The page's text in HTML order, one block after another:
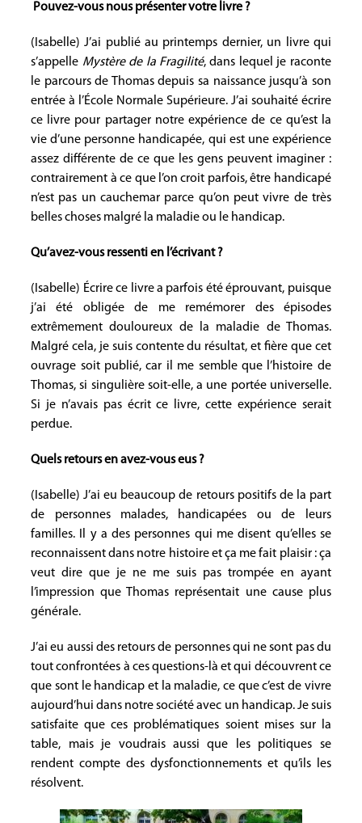
Pouvez-vous nous présenter votre livre ?
(Isabelle) J’ai publié au printemps dernier, un livre qui
s’appelle Mystère de la Fragilité, dans lequel je raconte
le parcours de Thomas depuis sa naissance jusqu’à son
entrée à l’École Normale Supérieure. J’ai souhaité écrire
ce livre pour partager notre expérience de ce qu’est la
vie d’une personne handicapée, qui est une expérience
assez différente de ce que les gens peuvent imaginer :
contrairement à ce que l’on croit parfois, être handicapé
n’est pas un cauchemar parce qu’on peut vivre de très
belles choses malgré la maladie ou le handicap.
Qu’avez-vous ressenti en l’écrivant ?
(Isabelle) Écrire ce livre a parfois été éprouvant, puisque
j’ai été obligée de me remémorer des épisodes
extrêmement douloureux de la maladie de Thomas.
Malgré cela, je suis contente du résultat, et fière que cet
ouvrage soit publié, car il me semble que l’histoire de
Thomas, si singulière soit-elle, a une portée universelle.
Si je n’avais pas écrit ce livre, cette expérience serait
perdue.
Quels retours en avez-vous eus ?
(Isabelle) J’ai eu beaucoup de retours positifs de la part
de personnes malades, handicapées ou de leurs
familles. Il y a des personnes qui me disent qu’elles se
reconnaissent dans notre histoire et ça me fait plaisir : ça
veut dire que je ne me suis pas trompée en ayant
l’impression que Thomas représentait une cause plus
générale.
J’ai eu aussi des retours de personnes qui ne sont pas du
tout confrontées à ces questions-là et qui découvrent ce
que sont le handicap et la maladie, ce que c’est de vivre
aujourd’hui dans notre société avec un handicap. Je suis
satisfaite que ces problématiques soient mises sur la
table, mais je voudrais aussi que les politiques se
rendent compte des dysfonctionnements et qu’ils les
résolvent.